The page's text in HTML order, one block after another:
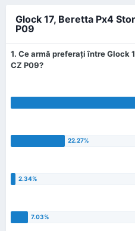
Glock 17, Beretta Px4
P09
1. Ce armă preferaţi între Glock
CZ P09?